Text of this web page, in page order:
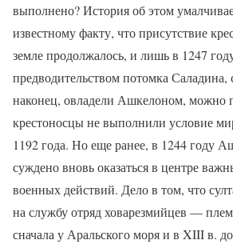
выполнено? История об этом
известному факту, что присутствие
земле продолжалось, и лишь в 1247
предводительством потомка
наконец, овладели Ашкелоном, можно
крестоносцы не выполнили условие
1192 года. Но еще ранее, в 1244 году
суждено вновь оказаться в центре
военных действий. Дело в том, что
на службу отряд ховарезмийцев —
сначала у Аральского моря и в XIII в.